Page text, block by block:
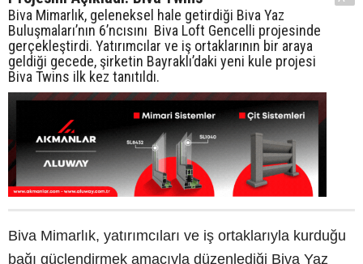
Biva Mimarlık, geleneksel hale getirdiği Biva Yaz
Buluşmaları’nın 6’ncısını Biva Loft Gencelli projesinde
gerçekleştirdi. Yatırımcılar ve iş ortaklarının bir araya
geldiği gecede, şirketin Bayraklı’daki yeni kule projesi
Biva Twins ilk kez tanıtıldı.
Biva Mimarlık, yatırımcıları ve iş ortaklarıyla kurduğu
bağı güçlendirmek amacıyla düzenlediği Biva Yaz